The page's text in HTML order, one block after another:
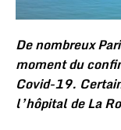
De nombreux
moment du
Covid-19.
l’hôpital de La